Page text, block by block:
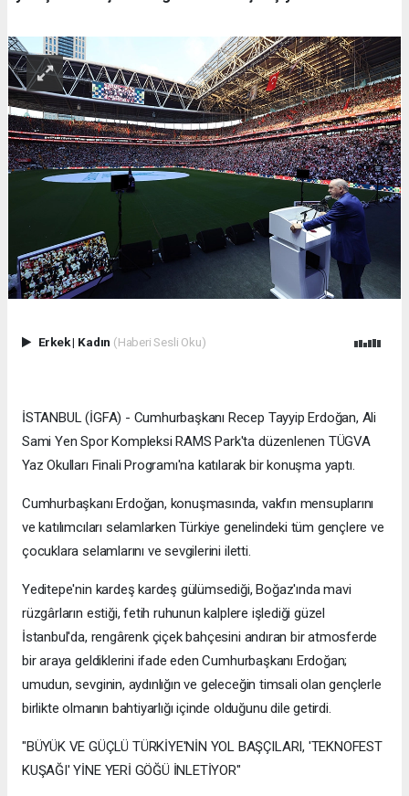
Erkek| Kadın (Haberi Sesli Oku)
İSTANBUL (İGFA) - Cumhurbaşkanı Recep Tayyip Erdoğan, Ali
Sami Yen Spor Kompleksi RAMS Park'ta düzenlenen TÜGVA
Yaz Okulları Finali Programı'na katılarak bir konuşma yaptı.
Cumhurbaşkanı Erdoğan, konuşmasında, vakfın mensuplarını
ve katılımcıları selamlarken Türkiye genelindeki tüm gençlere ve
çocuklara selamlarını ve sevgilerini iletti.
Yeditepe'nin kardeş kardeş gülümsediği, Boğaz'ında mavi
rüzgârların estiği, fetih ruhunun kalplere işlediği güzel
İstanbul'da, rengârenk çiçek bahçesini andıran bir atmosferde
bir araya geldiklerini ifade eden Cumhurbaşkanı Erdoğan;
umudun, sevginin, aydınlığın ve geleceğin timsali olan gençlerle
birlikte olmanın bahtiyarlığı içinde olduğunu dile getirdi.
"BÜYÜK VE GÜÇLÜ TÜRKİYE'NİN YOL BAŞÇILARI, 'TEKNOFEST
KUŞAĞI' YİNE YERİ GÖĞÜ İNLETİYOR"